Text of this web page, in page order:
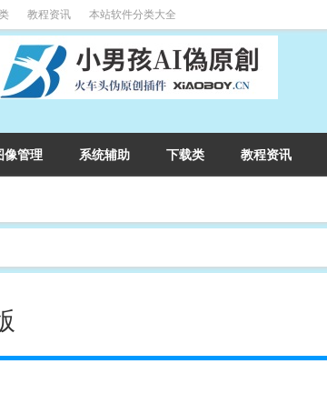
教程资讯 本站软件分类大全
像管理 系统辅助 下载类 教程资讯